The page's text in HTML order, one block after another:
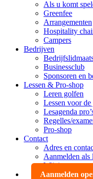
Als u komt
Greenfee
Arrangementen
Hospitality
Campers
Bedrijven
Businessclub
Sponsoren en
Lessen & Pro-shop
Leren golfen
Lessen voor de
Lesagenda
Regelles/
Pro-shop
Contact
Adres en
Aanmelden als
Wijzigen,
Aanmelden